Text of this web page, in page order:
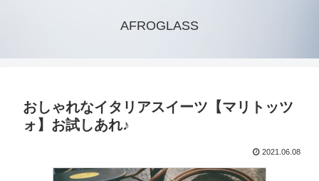
AFROGLASS
おしゃれなイタリアスイーツ【マリトッツ
ォ】お試しあれ♪
2021.06.08